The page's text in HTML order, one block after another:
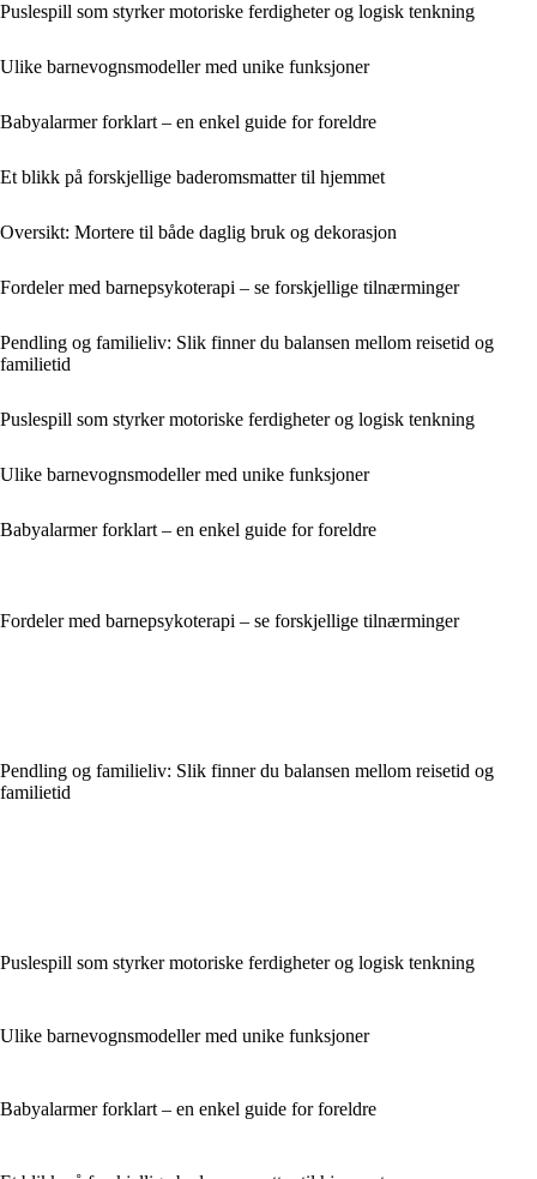
Puslespill som styrker motoriske ferdigheter og logisk tenkning
Ulike barnevognsmodeller med unike funksjoner
Babyalarmer forklart – en enkel guide for foreldre
Et blikk på forskjellige baderomsmatter til hjemmet
Oversikt: Mortere til både daglig bruk og dekorasjon
Fordeler med barnepsykoterapi – se forskjellige tilnærminger
Pendling og familieliv: Slik finner du balansen mellom reisetid og
familietid
Puslespill som styrker motoriske ferdigheter og logisk tenkning
Ulike barnevognsmodeller med unike funksjoner
Babyalarmer forklart – en enkel guide for foreldre
Fordeler med barnepsykoterapi – se forskjellige tilnærminger
Pendling og familieliv: Slik finner du balansen mellom reisetid og
familietid
Puslespill som styrker motoriske ferdigheter og logisk tenkning
Ulike barnevognsmodeller med unike funksjoner
Babyalarmer forklart – en enkel guide for foreldre